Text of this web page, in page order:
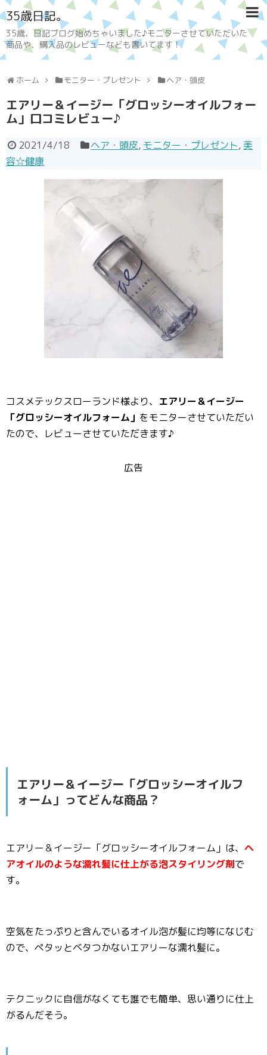
35歳日記。
35歳、日記ブログ始めちゃいました♪モニターさせていただいた
商品や、購入品のレビューなども書いてます！
ホーム モニター・プレゼント ヘア・頭皮
エアリー＆イージー「グロッシーオイルフォー
ム」口コミレビュー♪
2021/4/18 ヘア・頭皮, モニター・プレゼント, 美
容☆健康
コスメテックスローランド様より、 エアリー＆イージー
「グロッシーオイルフォーム」 をモニターさせていただい
たので、レビューさせていただきます♪
広告
エアリー＆イージー「グロッシーオイルフ
ォーム」ってどんな商品？
エアリー＆イージー「グロッシーオイルフォーム」は、 ヘ
アオイルのような濡れ髪に仕上がる泡スタイリング剤で
す。
空気をたっぷりと含んでいるオイル泡が髪に均等になじむ
ので、ペタッとベタつかないエアリーな濡れ髪に。
テクニックに自信がなくても誰でも簡単、思い通りに仕上
がるんだそう。